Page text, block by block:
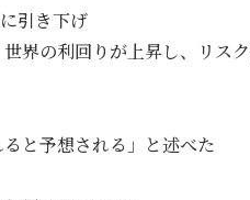
引き下げ
界の利回りが上昇し、リス
と予想される」と述べた